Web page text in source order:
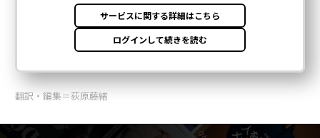
翻訳・編集＝荻原藤緒